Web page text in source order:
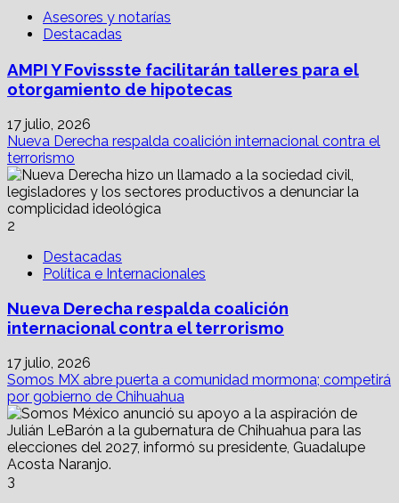
Asesores y notarías
Destacadas
AMPI Y Fovissste facilitarán talleres para el
otorgamiento de hipotecas
17 julio, 2026
Nueva Derecha respalda coalición internacional contra el
terrorismo
2
Destacadas
Política e Internacionales
Nueva Derecha respalda coalición
internacional contra el terrorismo
17 julio, 2026
Somos MX abre puerta a comunidad mormona; competirá
por gobierno de Chihuahua
3